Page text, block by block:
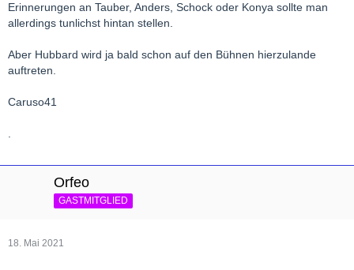
Erinnerungen an Tauber, Anders, Schock oder Konya sollte man
allerdings tunlichst hintan stellen.
Aber Hubbard wird ja bald schon auf den Bühnen hierzulande
auftreten.
Caruso41
Orfeo
GASTMITGLIED
18. Mai 2021